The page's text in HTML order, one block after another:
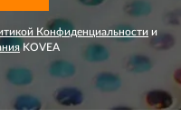
Конфиденциальности и
KOVEA